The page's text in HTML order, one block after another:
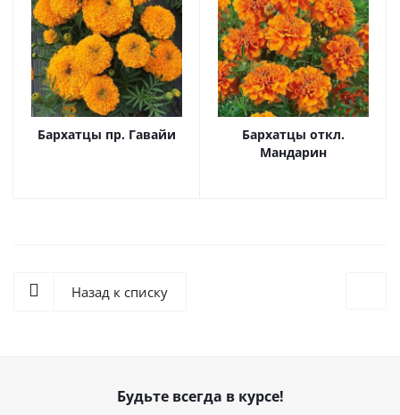
Бархатцы пр. Гавайи
Бархатцы откл.
Мандарин
Назад к списку
Будьте всегда в курсе!